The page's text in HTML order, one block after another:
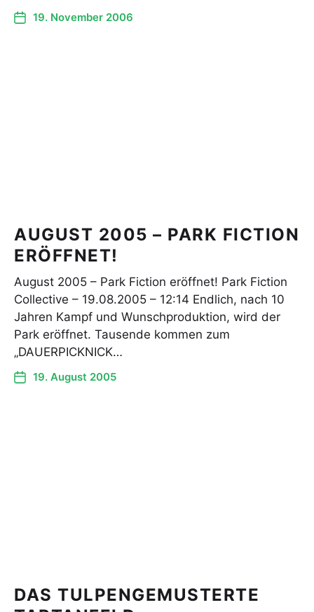
19. November 2006
AUGUST 2005 – PARK FICTION
ERÖFFNET!
August 2005 – Park Fiction eröffnet! Park Fiction
Collective – 19.08.2005 – 12:14 Endlich, nach 10
Jahren Kampf und Wunschproduktion, wird der
Park eröffnet. Tausende kommen zum
„DAUERPICKNICK…
19. August 2005
DAS TULPENGEMUSTERTE